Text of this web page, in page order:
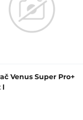
Venus Super Pro+
l